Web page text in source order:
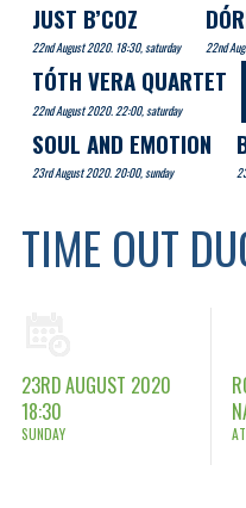
TIME OUT
23RD AUGUST 2020
18:30
SUNDAY
JUST B’COZ
22nd August 2020. 18:30, saturday 22nd
TÓTH VERA QUARTET
22nd August 2020. 22:00, saturday
SOUL AND EMOTION
23rd August 2020. 20:00, sunday